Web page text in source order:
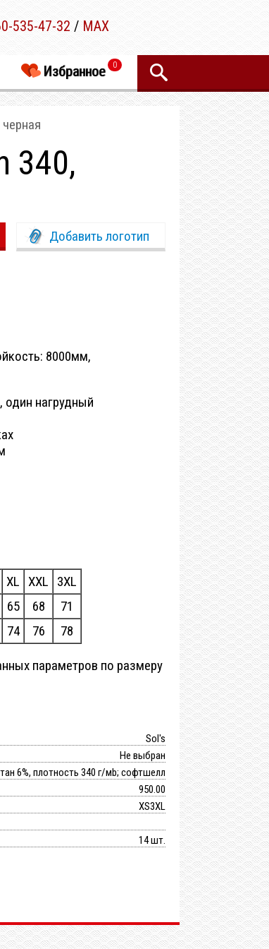
535-47-32 / MAX
0
Избранное
340,
Добавить логотип
8000мм,
нагрудный
XL XXL
3XL
65 68
71
74 76 78
параметров по размеру
Sol's
Не выбран
6%, плотность 340 г/мb; софтшелл
950.00
XS3XL
14 шт.